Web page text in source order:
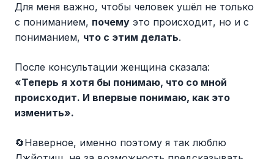
Для меня важно, чтобы человек ушёл не только
с пониманием, почему это происходит, но и с
пониманием, что с этим делать.
После консультации женщина сказала:
«Теперь я хотя бы понимаю, что со мной
происходит. И впервые понимаю, как это
изменить».
🔄Наверное, именно поэтому я так люблю